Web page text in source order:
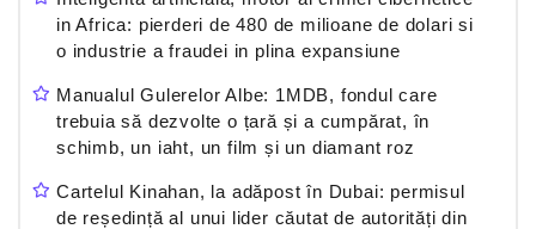
in Africa: pierderi de 480 de milioane de dolari si
o industrie a fraudei in plina expansiune
Manualul Gulerelor Albe: 1MDB, fondul care
trebuia să dezvolte o țară și a cumpărat, în
schimb, un iaht, un film și un diamant roz
Cartelul Kinahan, la adăpost în Dubai: permisul
de reședință al unui lider căutat de autorități din